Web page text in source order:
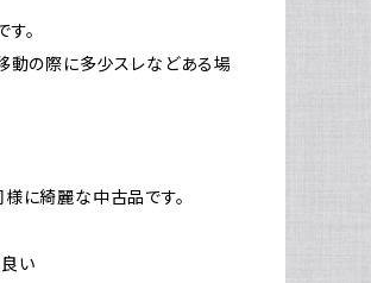
。
動の際に多少スレなどある場
に綺麗な中古品です。
い